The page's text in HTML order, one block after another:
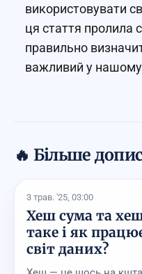
використовувати
ця стаття пролила
правильно
важливий у
🔥 Більше
3 трав. '25, 03:00
Хеш сума та
таке і як
світ даних?